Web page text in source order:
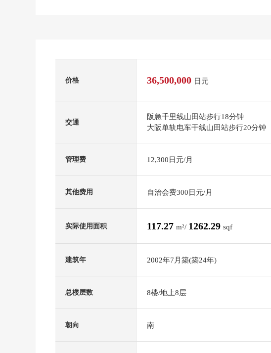
价格 36,500,000 日元
交通
阪急千里线山田站步行18分钟
大阪单轨电车干线山田站步行20分钟
管理费 12,300日元/月
其他费用 自治会费300日元/月
实际使用面积 117.27 m²/ 1262.29 sqf
建筑年 2002年7月築(築24年)
总楼层数 8楼/地上8层
朝向 南